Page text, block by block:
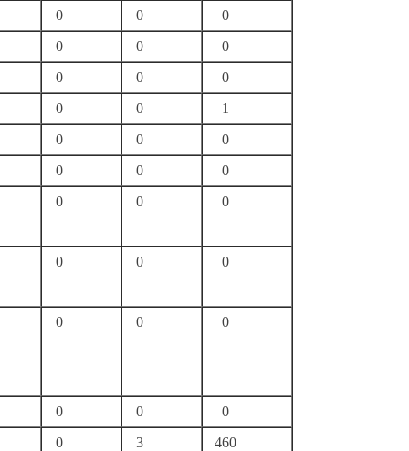
0
0
0
0
0
0
0
0
0
0
0
1
0
0
0
0
0
0
0
0 0
0 0 0
0 0 0
0 0
0
0
3
460